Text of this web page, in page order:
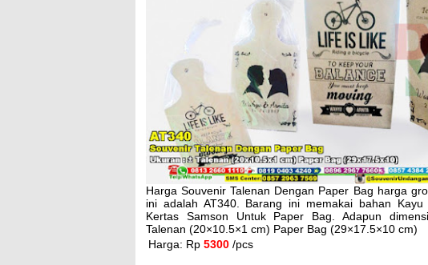
Harga Souvenir Talenan Dengan Paper Bag harga
ini adalah AT340. Barang ini memakai bahan Kayu
Kertas Samson Untuk Paper Bag. Adapun
Talenan (20×10.5×1 cm) Paper Bag (29×17.5×10 cm)
Harga: Rp 5300 /pcs